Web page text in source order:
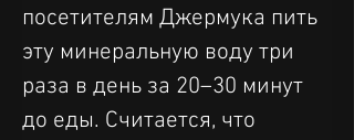
посетителям Джермука пить
эту минеральную воду три
раза в день за 20–30 минут
до еды. Считается, что